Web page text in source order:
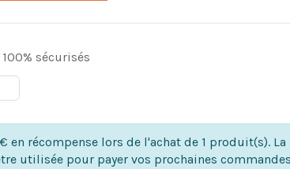
sécurisés
en récompense lors de l'achat de 1 produit(s). La
utilisée pour payer vos prochaines